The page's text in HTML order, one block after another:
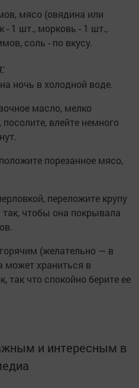
мясо (овядина или
- 1 шт., морковь - 1 шт.,
соль - по вкусу.
ночь в холодной воде.
масло, мелко
влейте немного
порезанное мясо,
переложите крупу
чтобы она покрывала
(желательно — в
может храниться в
так что спокойно берите ее
и интересным в